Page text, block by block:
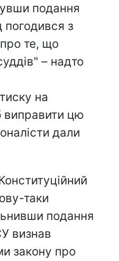
подання
з
те, що
– надто
на
виправити цю
дали
таки
подання
визнав
закону про